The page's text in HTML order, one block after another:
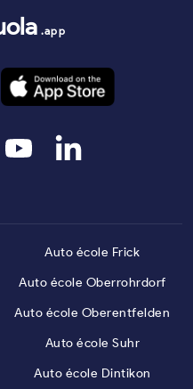
.app
Auto école Frick
Auto école Oberrohrdorf
Auto école Oberentfelden
Auto école Suhr
Auto école Dintikon